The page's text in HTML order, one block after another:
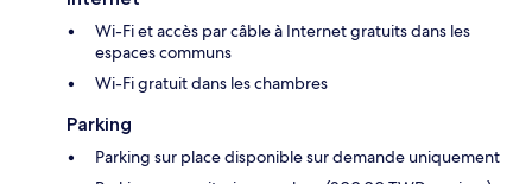
Wi-Fi et accès par câble à Internet gratuits dans les
espaces communs
Wi-Fi gratuit dans les chambres
Parking
Parking sur place disponible sur demande uniquement